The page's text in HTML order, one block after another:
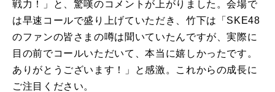
戦力！」と、驚嘆のコメントが上がりました。会場で
は早速コールで盛り上げていただき、竹下は「SKE48
のファンの皆さまの噂は聞いていたんですが、実際に
目の前でコールいただいて、本当に嬉しかったです。
ありがとうございます！」と感激。これからの成長に
ご注目ください。